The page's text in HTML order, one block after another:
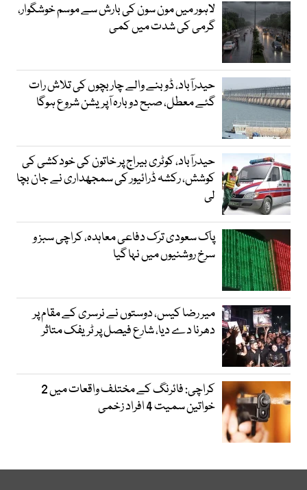
لاہور میں مون سون کی بارش سے موسم خوشگوار،
گرمی کی شدت میں کمی
حیدرآباد، ڈوبنے والے چار بچوں کی تلاش رات
گئے معطل، صبح دوبارہ آپریشن شروع ہوگا
حیدرآباد، کوٹری بیراج پر خاتون کی خودکشی کی
کوشش، رکشہ ڈرائیور کی سمجھداری نے جان بچا
لی
پاک سعودی ترک دفاعی معاہدہ، کراچی سبز و
سرخ روشنیوں میں نہا گیا
میر رضا کیس، دوستوں نے نرسری کے مقام پر
دھرنا دے دیا، شارع فیصل پر ٹریفک متاثر
کراچی: فائرنگ کے مختلف واقعات میں 2
خواتین سمیت 4 افراد زخمی